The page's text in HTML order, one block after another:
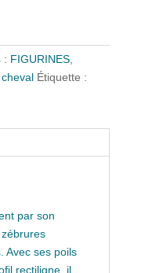
: FIGURINES,
Étiquette :
par son
Avec ses poils
rectiligne, il